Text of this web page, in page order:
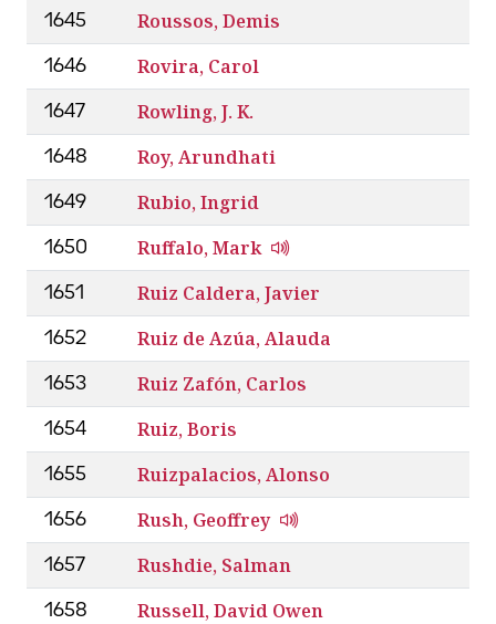
1645 Roussos, Demis
1646 Rovira, Carol
1647 Rowling, J. K.
1648 Roy, Arundhati
1649 Rubio, Ingrid
1650 Ruffalo, Mark
1651 Ruiz Caldera, Javier
1652 Ruiz de Azúa, Alauda
1653 Ruiz Zafón, Carlos
1654 Ruiz, Boris
1655 Ruizpalacios, Alonso
1656 Rush, Geoffrey
1657 Rushdie, Salman
1658 Russell, David Owen